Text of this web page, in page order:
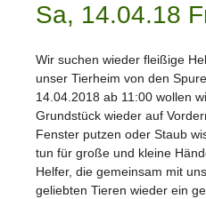
Sa, 14.04.18
Wir suchen wieder fleißige
unser Tierheim von den
14.04.2018 ab 11:00 wollen
Grundstück wieder auf
Fenster putzen oder Staub
tun für große und kleine
Helfer, die gemeinsam mit
geliebten Tieren wieder ein